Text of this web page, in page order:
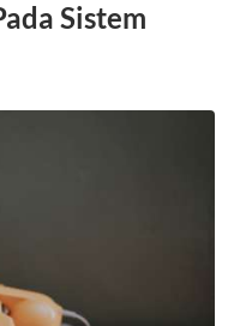
Sistem